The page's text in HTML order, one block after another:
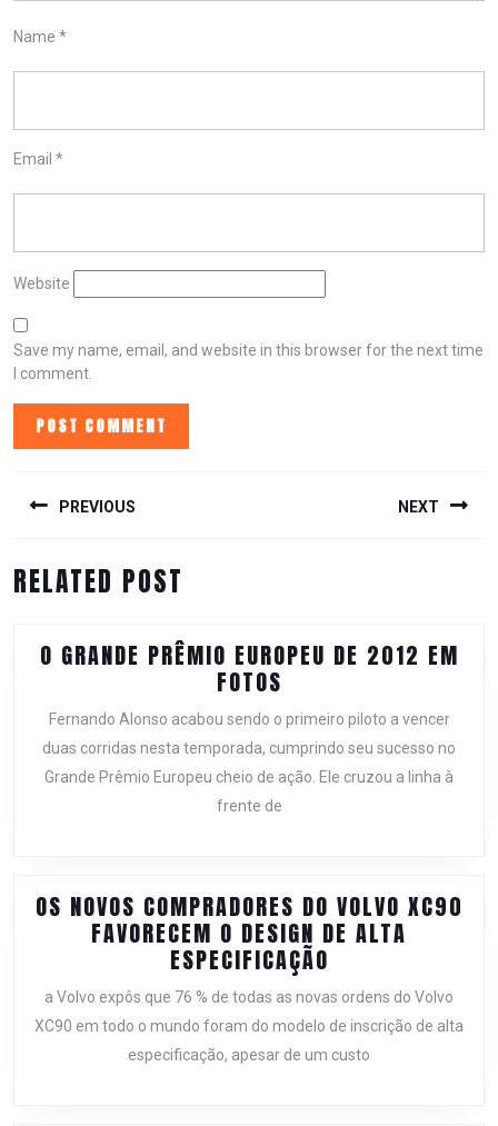
Name *
Email *
Website
Save my name, email, and website in this browser for the next time
I comment.
NAVIGATION
PREVIOUS
post:
NEXT
RELATED POST
O GRANDE PRÊMIO EUROPEU DE 2012 EM
FOTOS
GRANDE
PRÊMIO
EUROPEU
DE
2012
Fernando Alonso acabou sendo o primeiro piloto a vencer
duas corridas nesta temporada, cumprindo seu sucesso no
Grande Prêmio Europeu cheio de ação. Ele cruzou a linha à
frente de
OS NOVOS COMPRADORES DO VOLVO XC90
FAVORECEM O DESIGN DE ALTA
ESPECIFICAÇÃO
NOVOS
COMPRADORES
DO
VOLVO
a Volvo expôs que 76 % de todas as novas ordens do Volvo
XC90 em todo o mundo foram do modelo de inscrição de alta
especificação, apesar de um custo